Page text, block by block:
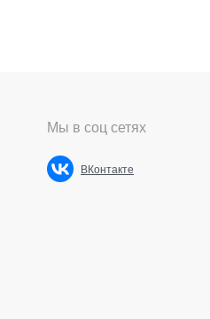
Мы в соц сетях
ВКонтакте